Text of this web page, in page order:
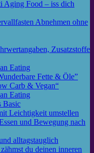
Aging Food – iss dich
Abnehmen ohne
Zusatzstoffe
Eating
Fette & Öle”
Carb & Vegan“
Eating
Basic
Leichtigkeit umstellen
und Bewegung nach
alltagstauglich
du deinen inneren